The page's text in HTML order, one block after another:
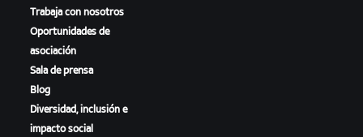
Trabaja con nosotros
Oportunidades de
asociación
Sala de prensa
Blog
Diversidad, inclusión e
impacto social